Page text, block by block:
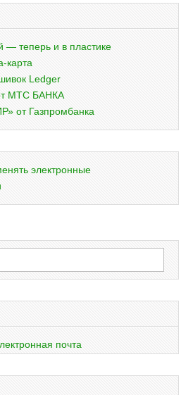
— теперь и в пластике
карта
Ledger
МТС БАНКА
от Газпромбанка